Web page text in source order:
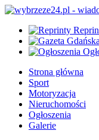
Strona główna
Sport
Motoryzacja
Nieruchomości
Ogłoszenia
Galerie